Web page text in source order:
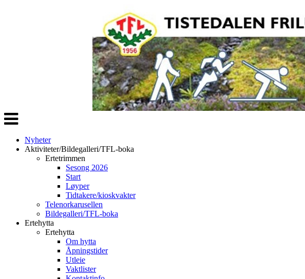
Veksle
navigasjon
Nyheter
Aktiviteter/Bildegalleri/TFL-boka
Ertetrimmen
Sesong 2026
Start
Løyper
Tidtakere/kioskvakter
Telenorkarusellen
Bildegalleri/TFL-boka
Ertehytta
Ertehytta
Om hytta
Åpningstider
Utleie
Vaktlister